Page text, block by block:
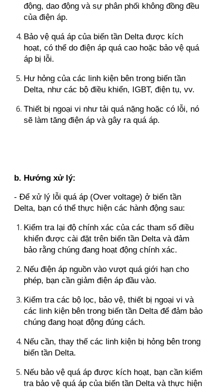
động, dao động và sự phân phối không đồng đều
của điện áp.
Bảo vệ quá áp của biến tần Delta được kích
hoạt, có thể do điện áp quá cao hoặc bảo vệ quá
áp bị lỗi.
Hư hỏng của các linh kiện bên trong biến tần
Delta, như các bộ điều khiển, IGBT, điện tụ, vv.
Thiết bị ngoại vi như tải quá nặng hoặc có lỗi, nó
sẽ làm tăng điện áp và gây ra quá áp.
b. Hướng xử lý:
- Để xử lý lỗi quá áp (Over voltage) ở biến tần
Delta, bạn có thể thực hiện các hành động sau:
Kiểm tra lại độ chính xác của các tham số điều
khiển được cài đặt trên biến tần Delta và đảm
bảo rằng chúng đang hoạt động chính xác.
Nếu điện áp nguồn vào vượt quá giới hạn cho
phép, bạn cần giảm điện áp đầu vào.
Kiểm tra các bộ lọc, bảo vệ, thiết bị ngoại vi và
các linh kiện bên trong biến tần Delta để đảm bảo
chúng đang hoạt động đúng cách.
Nếu cần, thay thế các linh kiện bị hỏng bên trong
biến tần Delta.
Nếu bảo vệ quá áp được kích hoạt, bạn cần kiểm
tra bảo vệ quá áp của biến tần Delta và thực hiện